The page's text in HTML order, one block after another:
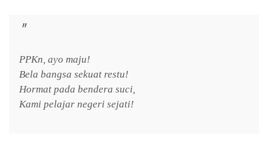
PPKn, ayo maju!
Bela bangsa sekuat restu!
Hormat pada bendera suci,
Kami pelajar negeri sejati!